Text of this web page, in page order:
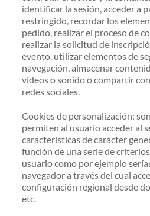
identificar la sesión, acceder a
restringido, recordar los
pedido, realizar el proceso de
realizar la solicitud de
evento, utilizar elementos de
navegación, almacenar
videos o sonido o compartir
redes sociales.
Cookies de personalización:
permiten al usuario acceder al
características de carácter
función de una serie de
usuario como por ejemplo
navegador a través del cual
configuración regional desde
etc.